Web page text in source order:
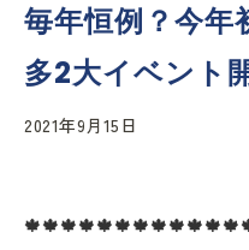
毎年恒例？今年
多2大イベント
2021年9月15日